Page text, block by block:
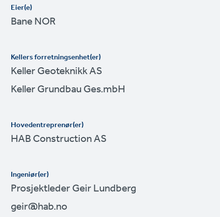
Eier(e)
Bane NOR
Kellers forretningsenhet(er)
Keller Geoteknikk AS
Keller Grundbau Ges.mbH
Hovedentreprenør(er)
HAB Construction AS
Ingeniør(er)
Prosjektleder Geir Lundberg
geir@hab.no